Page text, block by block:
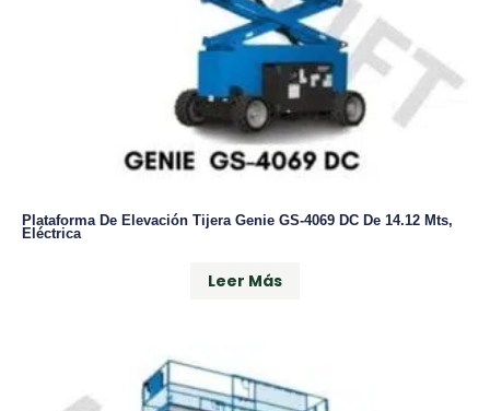
Plataforma De Elevación Tijera Genie GS-4069 DC De 14.12 Mts,
Eléctrica
Leer Más